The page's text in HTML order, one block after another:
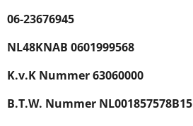
06-23676945
NL48KNAB 0601999568
K.v.K Nummer 63060000
B.T.W. Nummer NL001857578B15